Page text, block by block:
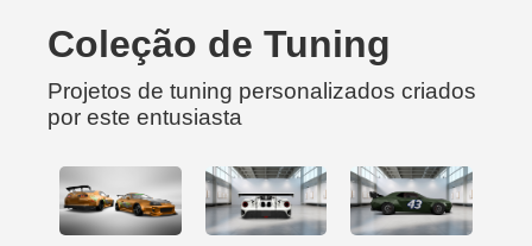
Coleção de Tuning
Projetos de tuning personalizados criados
por este entusiasta